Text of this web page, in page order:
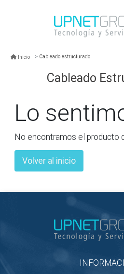
Inicio Cableado estructurado
Cableado
Lo
No encontramos el producto
Volver al inicio